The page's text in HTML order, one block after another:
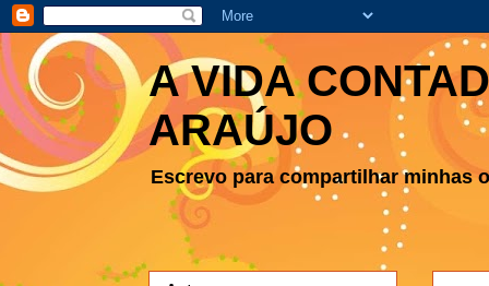
A VIDA
ARAÚJO
Escrevo para compartilhar minhas